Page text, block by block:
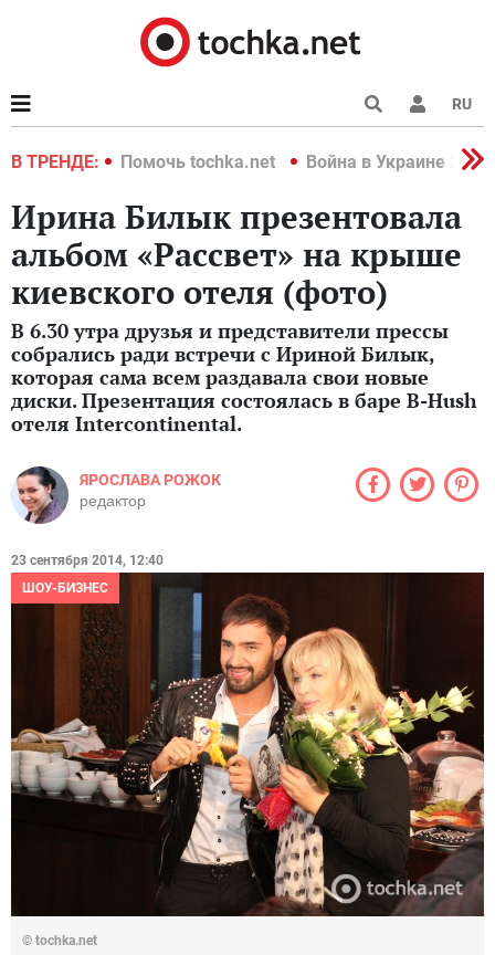
RU
В ТРЕНДЕ:
2022 Помочь tochka.net Война в Украине 2022
Ирина Билык презентовала
альбом «Рассвет» на крыше
киевского отеля (фото)
В 6.30 утра друзья и представители прессы
собрались ради встречи с Ириной Билык,
которая сама всем раздавала свои новые
диски. Презентация состоялась в баре B-Hush
отеля Intercontinental.
ЯРОСЛАВА РОЖОК
редактор
23 сентября 2014, 12:40
ШОУ-БИЗНЕС
© tochka.net